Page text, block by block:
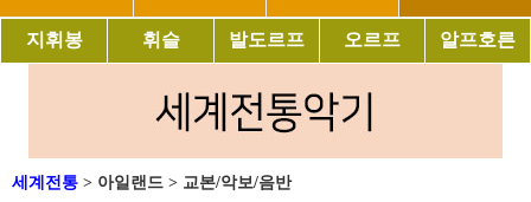
지휘봉 휘슬 발도르프 오르프 알프호른
세계전통 > 아일랜드 > 교본/악보/음반